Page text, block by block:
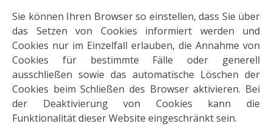
Sie können Ihren Browser so einstellen, dass Sie über
das Setzen von Cookies informiert werden und
Cookies nur im Einzelfall erlauben, die Annahme von
Cookies für bestimmte Fälle oder generell
ausschließen sowie das automatische Löschen der
Cookies beim Schließen des Browser aktivieren. Bei
der Deaktivierung von Cookies kann die
Funktionalität dieser Website eingeschränkt sein.